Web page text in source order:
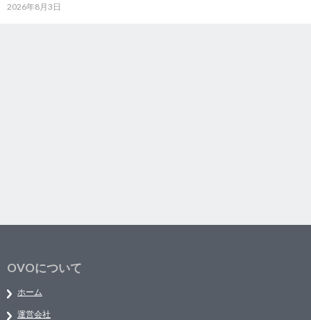
2026年8月3日
OVOについて
ホーム
運営会社